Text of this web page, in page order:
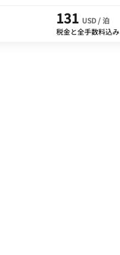
131 USD / 泊
税金と全手数料込み